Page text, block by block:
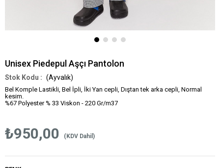
Unisex Piedepul Aşçı Pantolon
(Ayvalık)
Bel Komple Lastikli, Bel İpli, İki Yan cepli, Dıştan tek arka cepli, Normal
kesim.
%67 Polyester % 33 Viskon - 220 Gr/m37
₺950,00 (KDV Dahil)